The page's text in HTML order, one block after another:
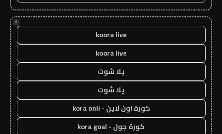
!
koora live
koora live
يلا شوت
يلا شوت
كورة اون لاين - kora onli
كورة جول - kora goal